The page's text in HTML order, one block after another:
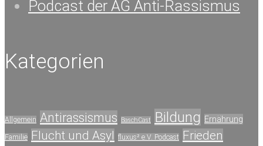
Podcast der AG Anti-Rassismus
Kategorien
Allgemein Antirassismus BaschCast Bildung Ernährung
Familie Flucht und Asyl fluxus² e.V. Podcast Frieden